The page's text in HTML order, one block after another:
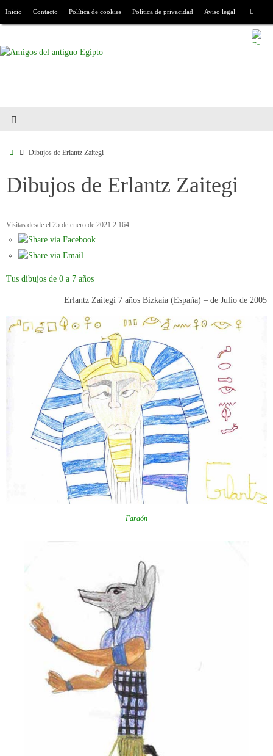
Inicio Contacto Política de cookies Política de privacidad Aviso legal
Dibujos de Erlantz Zaitegi
Dibujos de Erlantz Zaitegi
Visitas desde el 25 de enero de 2021:2.164
Tus dibujos de 0 a 7 años
Erlantz Zaitegi 7 años Bizkaia (España) – de Julio de 2005
Faraón